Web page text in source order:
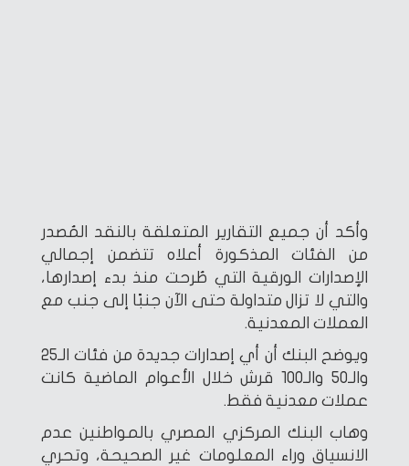
وأكد أن جميع التقارير المتعلقة بالنقد المُصدر
من الفئات المذكورة أعلاه تتضمن إجمالي
الإصدارات الورقية التي طُرحت منذ بدء إصدارها،
والتي لا تزال متداولة حتى الآن جنبًا إلى جنب مع
العملات المعدنية.
ويوضح البنك أن أي إصدارات جديدة من فئات الـ25
والـ50 والـ100 قرش خلال الأعوام الماضية كانت
عملات معدنية فقط.
وهاب البنك المركزي المصري بالمواطنين عدم
الانسياق وراء المعلومات غير الصحيحة، وتحري